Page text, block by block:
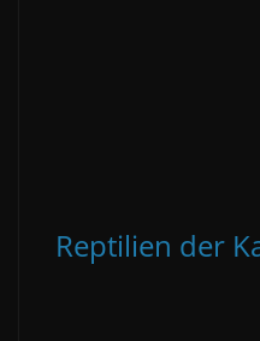
Reptilien der